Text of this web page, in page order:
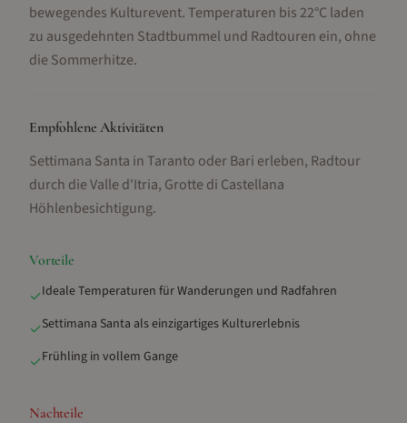
bewegendes Kulturevent. Temperaturen bis 22°C laden
zu ausgedehnten Stadtbummel und Radtouren ein, ohne
die Sommerhitze.
Empfohlene Aktivitäten
Settimana Santa in Taranto oder Bari erleben, Radtour
durch die Valle d'Itria, Grotte di Castellana
Höhlenbesichtigung.
Vorteile
✓Ideale Temperaturen für Wanderungen und Radfahren
✓Settimana Santa als einzigartiges Kulturerlebnis
✓Frühling in vollem Gange
Nachteile